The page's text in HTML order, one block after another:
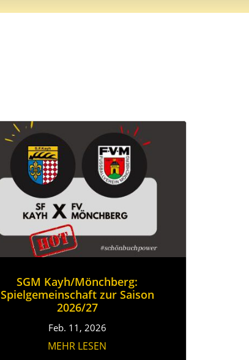
SGM Kayh/Mönchberg:
Spielgemeinschaft zur Saison
2026/27
Feb. 11, 2026
MEHR LESEN